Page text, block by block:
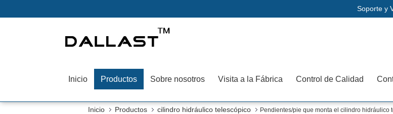
Soporte y
Inicio Productos Sobre nosotros Visita a la Fábrica Control de Calidad
Inicio Productos cilindro hidráulico telescópico Pendientes/pie que monta el cilindro hidráulico